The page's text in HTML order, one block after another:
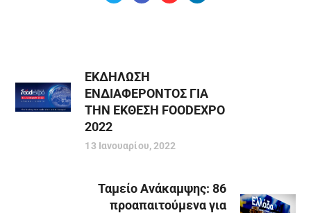
ΕΚΔΗΛΩΣΗ
ΕΝΔΙΑΦΕΡΟΝΤΟΣ ΓΙΑ
ΤΗΝ ΕΚΘΕΣΗ FOODEXPO
2022
13 Ιανουαρίου, 2022
Ταμείο Ανάκαμψης: 86
προαπαιτούμενα για